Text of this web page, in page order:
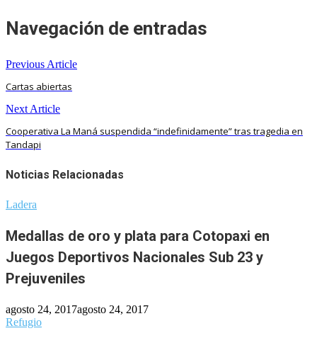
Navegación de entradas
Previous Article
Cartas abiertas
Next Article
Cooperativa La Maná suspendida “indefinidamente” tras tragedia en
Tandapi
Noticias Relacionadas
Ladera
Medallas de oro y plata para Cotopaxi en
Juegos Deportivos Nacionales Sub 23 y
Prejuveniles
agosto 24, 2017agosto 24, 2017
Refugio